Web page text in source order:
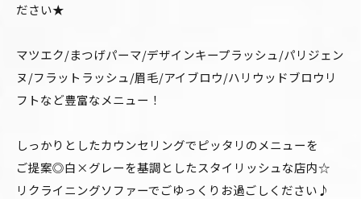
ださい★
マツエク/まつげパーマ/デザインキープラッシュ/パリジェン
ヌ/フラットラッシュ/眉毛/アイブロウ/ハリウッドブロウリ
フトなど豊富なメニュー！
しっかりとしたカウンセリングでピッタリのメニューを
ご提案◎白×グレーを基調としたスタイリッシュな店内☆
リクライニングソファーでごゆっくりお過ごしください♪